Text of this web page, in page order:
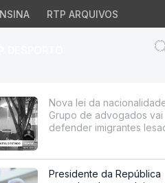
RTP ARQUIVOS
vai
Nova lei da
Grupo de advogados vai
defender imigrantes
Presidente da República